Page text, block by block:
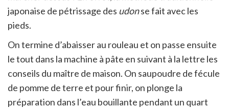
japonaise de pétrissage des udonse fait avec les
pieds.
On termine d’abaisser au rouleau et on passe ensuite
le tout dans la machine à pâte en suivant à la lettre les
conseils du maître de maison. On saupoudre de fécule
de pomme de terre et pour finir, on plonge la
préparation dans l’eau bouillante pendant un quart